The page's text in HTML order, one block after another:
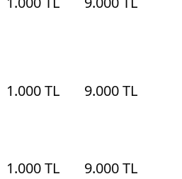
1.000 TL 9.000 TL
1.000 TL 9.000 TL